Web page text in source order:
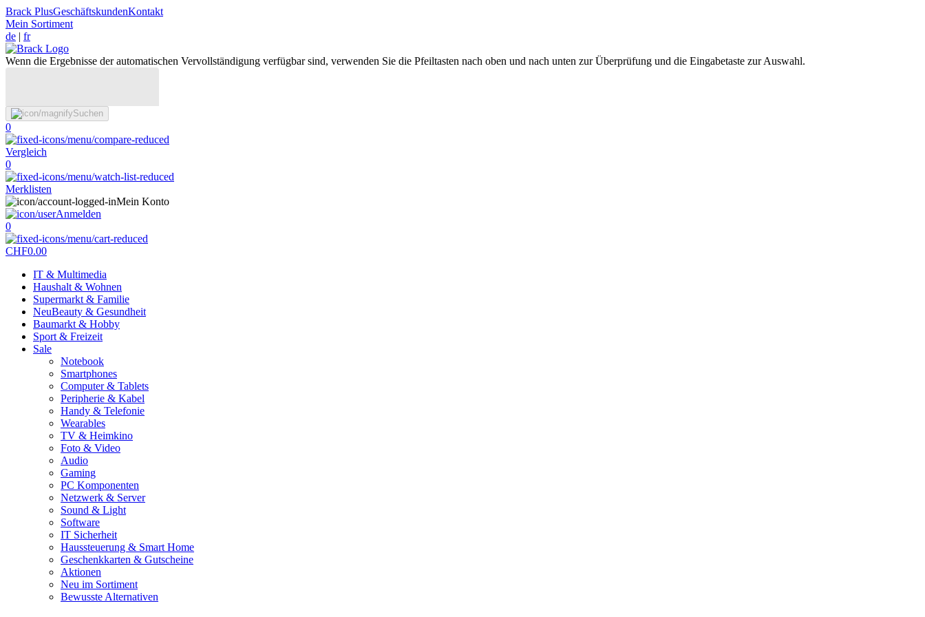
Brack PlusGeschäftskundenKontakt
Mein Sortiment
de | fr
Wenn die Ergebnisse der automatischen Vervollständigung verfügbar sind, verwenden Sie die Pfeiltasten nach oben und nach unten zur Überprüfung und die Eingabetaste zur Auswahl.
Suchen
0
Vergleich
0
Merklisten
Mein Konto
Anmelden
0
CHF0.00
IT & Multimedia
Haushalt & Wohnen
Supermarkt & Familie
NeuBeauty & Gesundheit
Baumarkt & Hobby
Sport & Freizeit
Sale
Notebook
Smartphones
Computer & Tablets
Peripherie & Kabel
Handy & Telefonie
Wearables
TV & Heimkino
Foto & Video
Audio
Gaming
PC Komponenten
Netzwerk & Server
Sound & Light
Software
IT Sicherheit
Haussteuerung & Smart Home
Geschenkkarten & Gutscheine
Aktionen
Neu im Sortiment
Bewusste Alternativen